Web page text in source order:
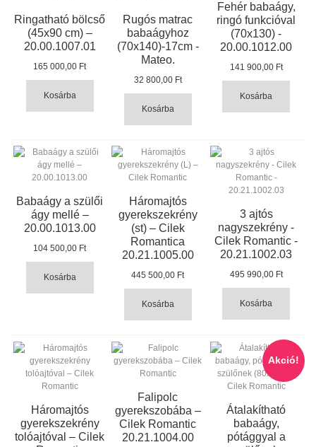
Ringatható bölcső
(45x90 cm) –
20.00.1007.01
165 000,00 Ft
Kosárba
Rugós matrac
babaágyhoz
(70x140)-17cm -
Mateo.
32 800,00 Ft
Kosárba
Fehér babaágy,
ringó funkcióval
(70x130) -
20.00.1012.00
141 900,00 Ft
Kosárba
Babaágy a szülői
ágy mellé –
20.00.1013.00
104 500,00 Ft
Kosárba
Háromajtós
gyerekszekrény
(st) – Cilek
Romantica
20.21.1005.00
445 500,00 Ft
Kosárba
3 ajtós
nagyszekrény -
Cilek Romantic -
20.21.1002.03
495 990,00 Ft
Kosárba
Háromajtós
gyerekszekrény
tolóajtóval – Cilek
Falipolc
gyerekszobába –
Cilek Romantic
20.21.1004.00
Akció!
Átalakítható
babaágy,
pótággyal a